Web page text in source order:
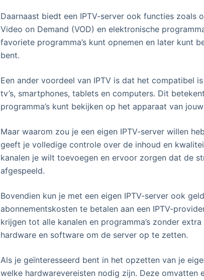
Daarnaast biedt een IPTV-server ook functies zoals
Video on Demand (VOD) en elektronische
favoriete programma’s kunt opnemen en later kunt
bent.
Een ander voordeel van IPTV is dat het compatibel
tv’s, smartphones, tablets en computers. Dit
programma’s kunt bekijken op het apparaat van
Maar waarom zou je een eigen IPTV-server willen
geeft je volledige controle over de inhoud en
kanalen je wilt toevoegen en ervoor zorgen dat de
afgespeeld.
Bovendien kun je met een eigen IPTV-server ook
abonnementskosten te betalen aan een IPTV-
krijgen tot alle kanalen en programma’s zonder
hardware en software om de server op te zetten.
Als je geïnteresseerd bent in het opzetten van je
welke hardwarevereisten nodig zijn. Deze omvatten